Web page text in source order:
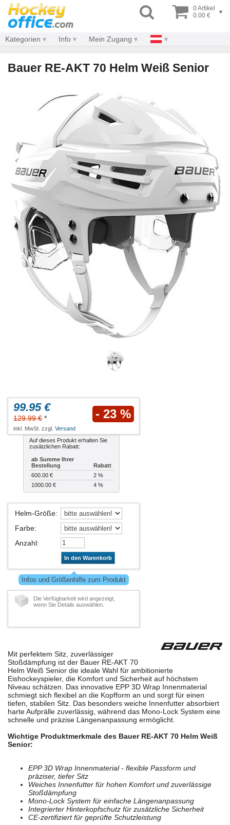
0 Artikel
0.00 €
▾
Kategorien Info Mein Zugang
Bauer RE-AKT 70 Helm Weiß Senior
99.95 €
129.99 € * - 23 %
inkl. MwSt. zzgl. Versand
Auf dieses Produkt erhalten Sie
zusätzlichen Rabatt:
ab Summe Ihrer
Bestellung
Rabatt
600.00 €
2 %
1000.00 €
4 %
Helm-Größe:
Farbe:
Anzahl:
In den Warenkorb
Infos und Größenhilfe zum Produkt
Die Verfügbarkeit wird angezeigt,
wenn Sie Details auswählen.
Mit perfektem Sitz, zuverlässiger
Stoßdämpfung ist der Bauer RE-AKT 70
Helm Weiß Senior die ideale Wahl für ambitionierte
Eishockeyspieler, die Komfort und Sicherheit auf höchstem
Niveau schätzen. Das innovative EPP 3D Wrap Innenmaterial
schmiegt sich flexibel an die Kopfform an und sorgt für einen
tiefen, stabilen Sitz. Das besonders weiche Innenfutter absorbiert
harte Aufprälle zuverlässig, während das Mono-Lock System eine
schnelle und präzise Längenanpassung ermöglicht.
Wichtige Produktmerkmale des Bauer RE-AKT 70 Helm Weiß
Senior:
EPP 3D Wrap Innenmaterial - flexible Passform und
präziser, tiefer Sitz
Weiches Innenfutter für hohen Komfort und zuverlässige
Stoßdämpfung
Mono-Lock System für einfache Längenanpassung
Integrierter Hinterkopfschutz für zusätzliche Sicherheit
CE-zertifiziert für geprüfte Schutzleistung